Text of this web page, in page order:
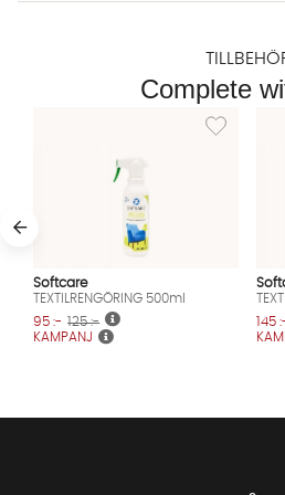
Complete
Lägg till i
Softcare
TEXTILRENGÖRING 500ml
KAMPANJ
95 :- 125 :- 145